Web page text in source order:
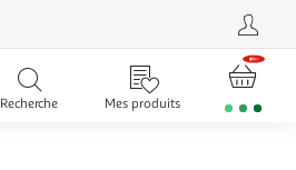
Recherche Mes produits